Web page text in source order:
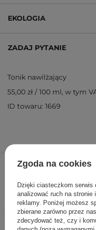
55,00 zł /szt.
EKOLOGIA
ZADAJ PYTANIE
Tonik nawilżający
55,00 zł / 100 ml, w tym
ID towaru: 1669
Inni klienci
Zgoda na cookies
Dzięki ciasteczkom serwis
analizować ruch na stronie
reklamy. Poniżej możesz
zbierane zarówno przez
zdecydować też, czy i